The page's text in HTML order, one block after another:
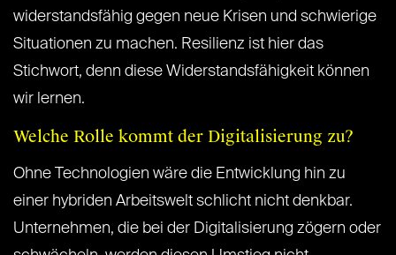
widerstandsfähig gegen neue Krisen und schwierige
Situationen zu machen. Resilienz ist hier das
Stichwort, denn diese Widerstandsfähigkeit können
wir lernen.
Welche Rolle kommt der Digitalisierung zu?
Ohne Technologien wäre die Entwicklung hin zu
einer hybriden Arbeitswelt schlicht nicht denkbar.
Unternehmen, die bei der Digitalisierung zögern oder